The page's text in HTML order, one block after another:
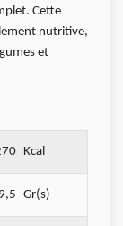
Cette
nutritive,
et
Kcal
Gr(s)